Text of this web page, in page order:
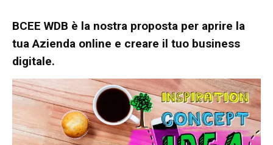
BCEE WDB è la nostra proposta per aprire la
tua Azienda online e creare il tuo business
digitale.